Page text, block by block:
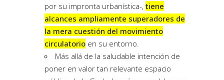
por su impronta urbanística-, tiene
alcances ampliamente superadores de
la mera cuestión del movimiento
circulatorio en su entorno.
Más allá de la saludable intención de
poner en valor tan relevante espacio